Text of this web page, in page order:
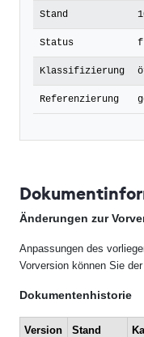
Stand
Status
Klassifizierung
Referenzierung
Änderungen zur
Anpassungen des
Vorversion können Sie
Dokumentenhistorie
Version Stand